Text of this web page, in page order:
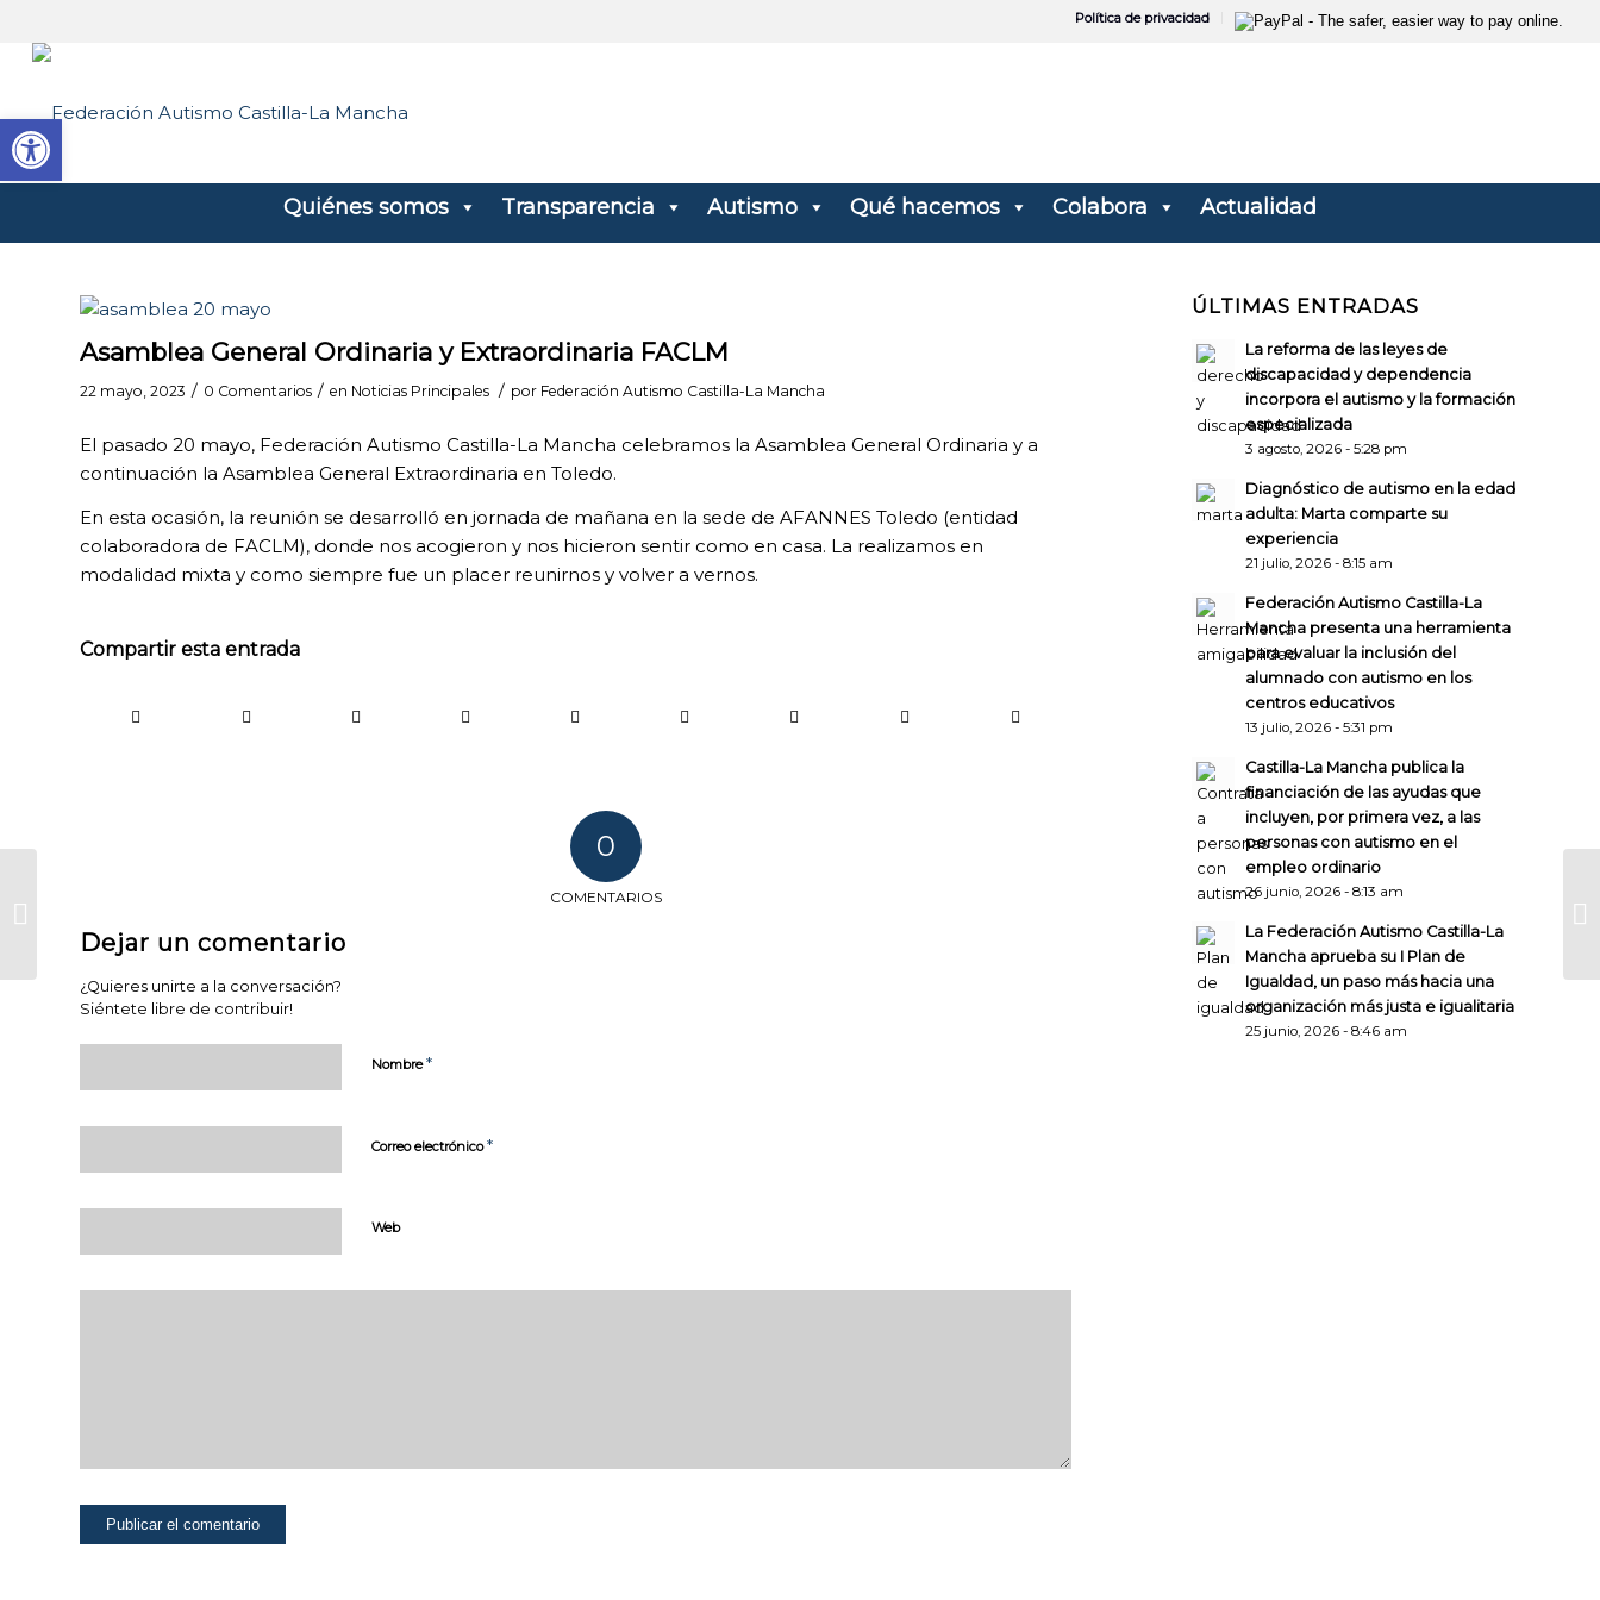
Política de privacidad
Quiénes somos Transparencia Autismo Qué hacemos Colabora Actualidad
Asamblea General Ordinaria y Extraordinaria FACLM
22 mayo, 2023 / 0 Comentarios / en Noticias Principales / por Federación Autismo Castilla-La Mancha
El pasado 20 mayo, Federación Autismo Castilla-La Mancha celebramos la Asamblea General Ordinaria y a
continuación la Asamblea General Extraordinaria en Toledo.
En esta ocasión, la reunión se desarrolló en jornada de mañana en la sede de AFANNES Toledo (entidad
colaboradora de FACLM), donde nos acogieron y nos hicieron sentir como en casa. La realizamos en
modalidad mixta y como siempre fue un placer reunirnos y volver a vernos.
Compartir esta entrada
0
COMENTARIOS
Dejar un comentario
¿Quieres unirte a la conversación?
Siéntete libre de contribuir!
Nombre*
Correo electrónico*
Web
ÚLTIMAS ENTRADAS
La reforma de las leyes de
discapacidad y dependencia
incorpora el autismo y la formación
especializada
3 agosto, 2026 - 5:28 pm
Diagnóstico de autismo en la edad
adulta: Marta comparte su
experiencia
21 julio, 2026 - 8:15 am
Federación Autismo Castilla-La
Mancha presenta una herramienta
para evaluar la inclusión del
alumnado con autismo en los
centros educativos
13 julio, 2026 - 5:31 pm
Castilla-La Mancha publica la
financiación de las ayudas que
incluyen, por primera vez, a las
personas con autismo en el
empleo ordinario
26 junio, 2026 - 8:13 am
La Federación Autismo Castilla-La
Mancha aprueba su I Plan de
Igualdad, un paso más hacia una
organización más justa e igualitaria
25 junio, 2026 - 8:46 am
supone pagar más
impuestos&#...
TÉCNICAS
NECESARIAS.
funcionar.
defecto.
técnicas son
necesarias para
identificarte,
darte acceso a
Abrir barra de herramientas